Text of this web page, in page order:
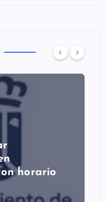
horario